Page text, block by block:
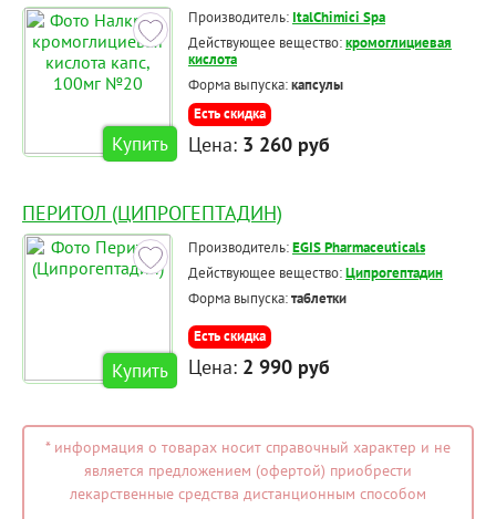
Купить
Производитель: ItalChimici Spa
Действующее вещество:кромоглициевая
кислота
Форма выпуска:капсулы
Есть скидка
Цена: 3 260 руб
ПЕРИТОЛ (ЦИПРОГЕПТАДИН)
Купить
Производитель:EGIS Pharmaceuticals
Действующее вещество:Ципрогептадин
Форма выпуска:таблетки
Есть скидка
Цена: 2 990 руб
* информация о товарах носит справочный характер и не
является предложением (офертой) приобрести
лекарственные средства дистанционным способом